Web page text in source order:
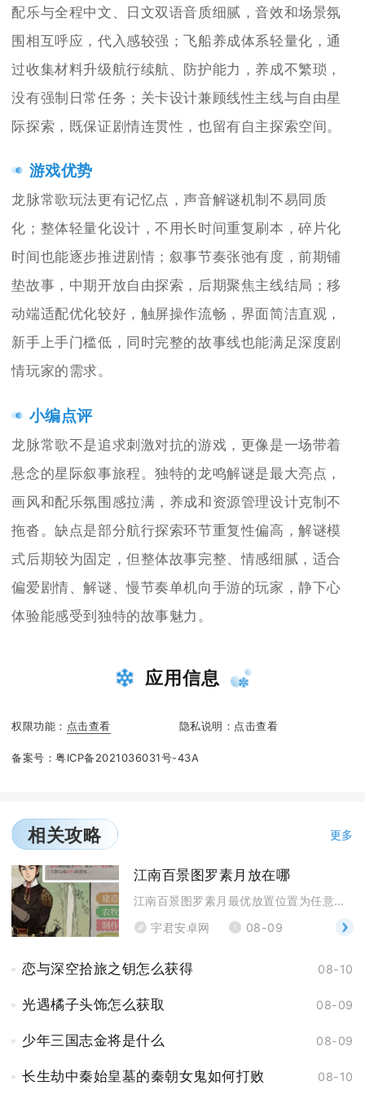
配乐与全程中文、日文双语音质细腻，音效和场景氛
围相互呼应，代入感较强；飞船养成体系轻量化，通
过收集材料升级航行续航、防护能力，养成不繁琐，
没有强制日常任务；关卡设计兼顾线性主线与自由星
际探索，既保证剧情连贯性，也留有自主探索空间。
游戏优势
龙脉常歌玩法更有记忆点，声音解谜机制不易同质
化；整体轻量化设计，不用长时间重复刷本，碎片化
时间也能逐步推进剧情；叙事节奏张弛有度，前期铺
垫故事，中期开放自由探索，后期聚焦主线结局；移
动端适配优化较好，触屏操作流畅，界面简洁直观，
新手上手门槛低，同时完整的故事线也能满足深度剧
情玩家的需求。
小编点评
龙脉常歌不是追求刺激对抗的游戏，更像是一场带着
悬念的星际叙事旅程。独特的龙鸣解谜是最大亮点，
画风和配乐氛围感拉满，养成和资源管理设计克制不
拖沓。缺点是部分航行探索环节重复性偏高，解谜模
式后期较为固定，但整体故事完整、情感细腻，适合
偏爱剧情、解谜、慢节奏单机向手游的玩家，静下心
体验能感受到独特的故事魅力。
应用信息
权限功能： 点击查看 隐私说明： 点击查看
备案号：粤ICP备2021036031号-43A
相关攻略 更多
江南百景图罗素月放在哪
江南百景图罗素月最优放置位置为任意府城的炼丹炉，长
宇君安卓网
08-09
恋与深空拾旅之钥怎么获得 08-10
光遇橘子头饰怎么获取 08-09
少年三国志金将是什么 08-09
长生劫中秦始皇墓的秦朝女鬼如何打败 08-10